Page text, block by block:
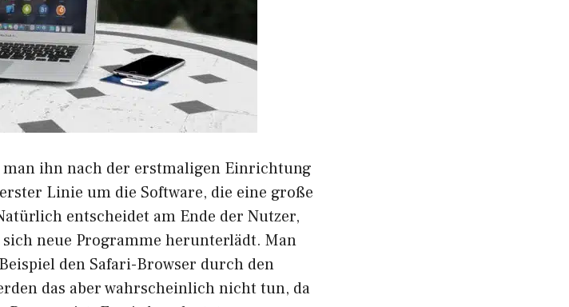
man ihn nach der erstmaligen Einrichtung
Linie um die Software, die eine große
entscheidet am Ende der Nutzer,
neue Programme herunterlädt. Man
den Safari-Browser durch den
das aber wahrscheinlich nicht tun, da